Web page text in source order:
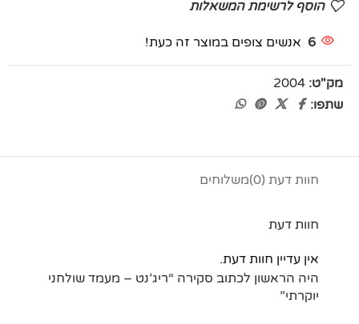
הוסף לרשימת המשאלות
6 אנשים צופים במוצר זה כעת!
מק"ט: 2004
שתפו:
חוות דעת (0) משלוחים
חוות דעת
אין עדיין חוות דעת.
היה הראשון לכתוב סקירה “ריג’נט – מעמד שולחני
יוקרתי”